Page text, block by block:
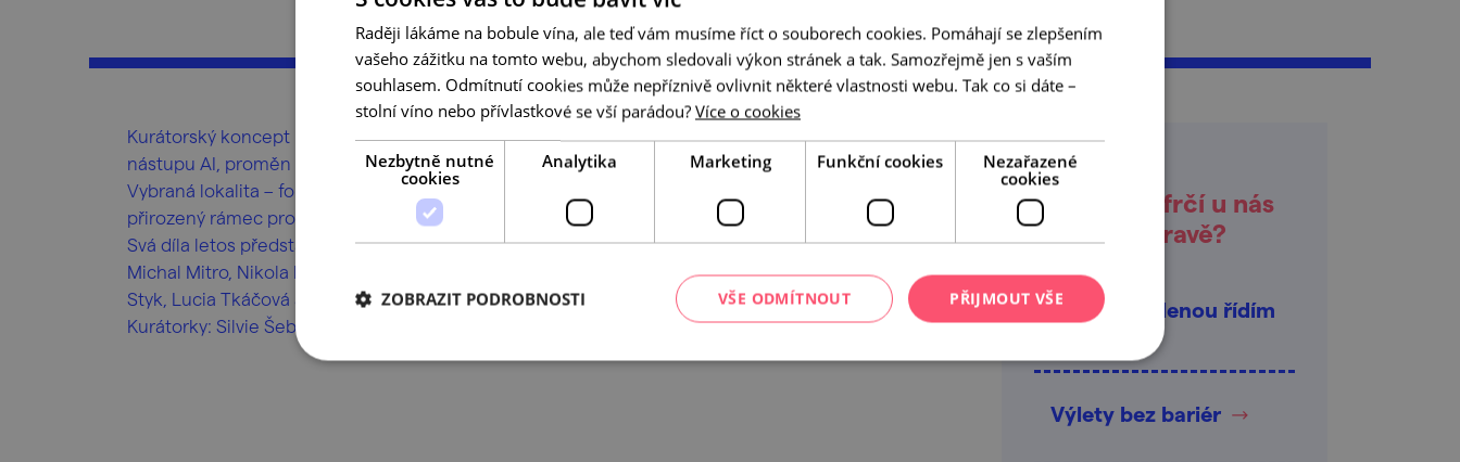
Kurátorský koncept letošního ročníku se zaměřuje na perspektivy budoucnosti v kontextu
nástupu AI, proměn demokratických struktur a prohlubujících se společenských nerovností.
Vybraná lokalita – formovaná historickými vrstvami i současným urbanistickým vývojem – vytváří
přirozený rámec pro uměleckou reflexi těchto témat.
Svá díla letos představí: Karolína Rossí, Vladimír Turner, Katarína Bajkayová, Denis Kozerawski,
Michal Mitro, Nikola Balberčáková, Kvet Nguyen, Michal Šumichrast, András Cséfalvay, Dominik
Styk, Lucia Tkáčová a Zbyněk Baladrán.
Kurátorky: Silvie Šeborová a Mira Keratová.
Co zrovna frčí u nás
na jižní Moravě?
Tuhle dovolenou řídím
Výlety bez bariér
Raději lákáme na bobule vína, ale teď vám musíme říct o souborech cookies. Pomáhají se zlepšením
vašeho zážitku na tomto webu, abychom sledovali výkon stránek a tak. Samozřejmě jen s vaším
souhlasem. Odmítnutí cookies může nepříznivě ovlivnit některé vlastnosti webu. Tak co si dáte –
stolní víno nebo přívlastkové se vší parádou? Více o cookies
Nezbytně nutné
cookies
Analytika Marketing Funkční cookies
Nezařazené
cookies
PŘIJMOUT VŠE
VŠE ODMÍTNOUT
ZOBRAZIT PODROBNOSTI